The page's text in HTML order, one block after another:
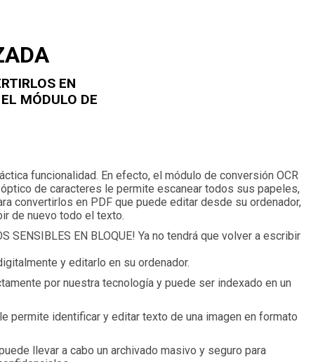
EN
MÓDULO DE
funcionalidad. En efecto, el módulo de conversión OCR
de caracteres le permite escanear todos sus papeles,
convertirlos en PDF que puede editar desde su ordenador,
de nuevo todo el texto.
SENSIBLES EN BLOQUE! Ya no tendrá que volver a escribir
y editarlo en su ordenador.
por nuestra tecnología y puede ser indexado en un
permite identificar y editar texto de una imagen en formato
llevar a cabo un archivado masivo y seguro para